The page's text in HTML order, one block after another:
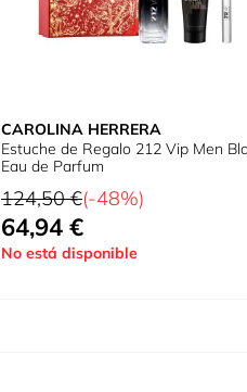
CAROLINA HERRERA
Estuche de Regalo 212 Vip Men
Eau de Parfum
Precio habitual
124,50 €(-48%)
Tan bajo como
64,94 €
No está disponible